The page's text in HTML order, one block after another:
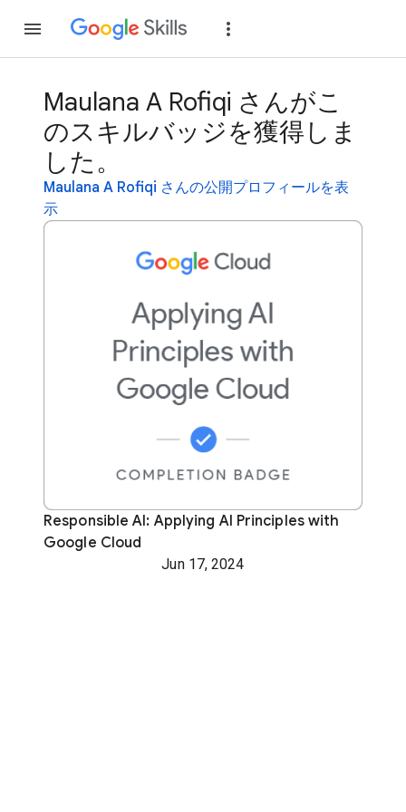
Maulana A Rofiqi さんがこ
のスキルバッジを獲得しま
した。
Maulana A Rofiqi さんの公開プロフィールを表
示